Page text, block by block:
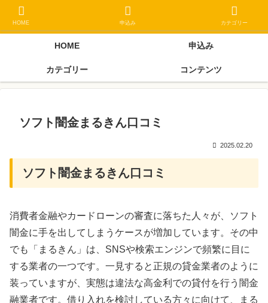
金クローネにご相談ください
HOME 申込み
カテゴリー コンテンツ
ソフト闇金まるきん口コミ
2025.02.20
ソフト闇金まるきん口コミ
消費者金融やカードローンの審査に落ちた人々が、ソフト
闇金に手を出してしまうケースが増加しています。その中
でも「まるきん」は、SNSや検索エンジンで頻繁に目に
する業者の一つです。一見すると正規の貸金業者のように
装っていますが、実態は違法な高金利での貸付を行う闇金
融業者です。借り入れを検討している方々に向けて、まる
HOME 申込み カテゴリー